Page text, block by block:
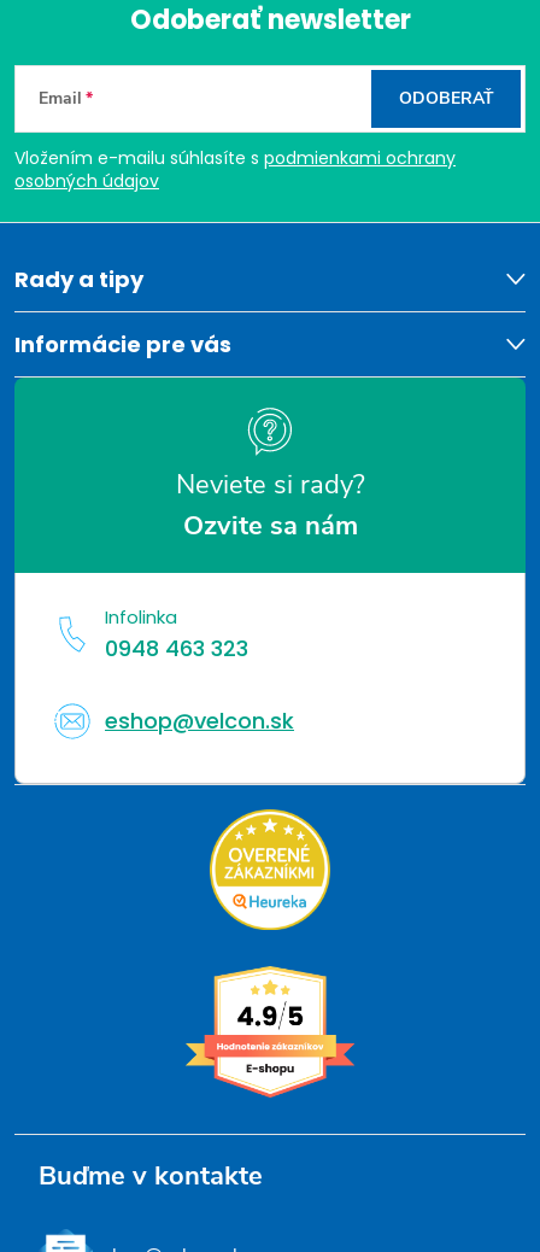
Z
á
p
ä
t
e
Odoberať newsletter
Email
Vložením e-mailu súhlasíte s podmienkami ochrany
osobných údajov
ODOBERAŤ
Rady a tipy
Informácie pre vás
Neviete si rady?
Ozvite sa nám
Infolinka
0948 463 323
eshop@velcon.sk
Buďme v kontakte